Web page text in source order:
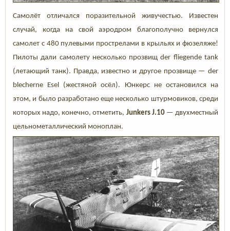
Самолёт отличался поразительной живучестью. Известен
случай, когда на свой аэродром благополучно вернулся
самолет с 480 пулевыми прострелами в крыльях и фюзеляже!
Пилоты дали самолету несколько прозвищ der fliegende tank
(летающий танк). Правда, известно и другое прозвище — der
blecherne Esel (жестяной осёл). Юнкерс не остановился на
этом, и было разработано еще несколько штурмовиков, среди
которых надо, конечно, отметить, Junkers J.10— двухместный
цельнометаллический моноплан.